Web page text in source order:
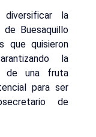
la
Buesaquillo
que quisieron
la
de una fruta
para ser
de